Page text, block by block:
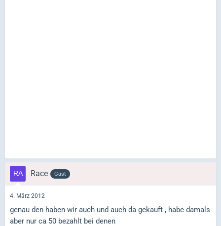
Race Gast
4. März 2012
genau den haben wir auch und auch da gekauft , habe damals
aber nur ca 50 bezahlt bei denen